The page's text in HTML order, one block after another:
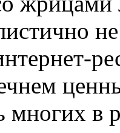
многих